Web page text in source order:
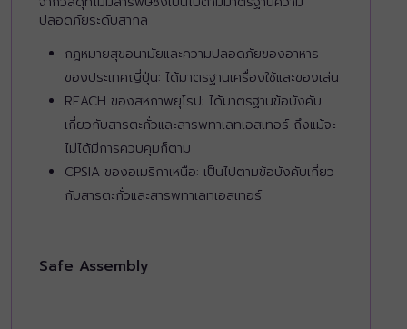
ปลอดภัยระดับสากล
กฎหมายสุขอนามัยและความปลอดภัยของอาหาร
ของประเทศญี่ปุ่น: ได้มาตรฐานเครื่องใช้และของเล่น
REACH ของสหภาพยุโรป: ได้มาตรฐานข้อบังคับ
เกี่ยวกับสารตะกั่วและสารพทาเลทเอสเทอร์ ถึงแม้จะ
ไม่ได้มีการควบคุมก็ตาม
CPSIA ของอเมริกาเหนือ: เป็นไปตามข้อบังคับเกี่ยว
กับสารตะกั่วและสารพทาเลทเอสเทอร์
Safe Assembly